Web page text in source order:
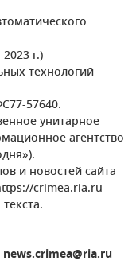
г.)
технологий
57640.
унитарное
агентство
и новостей сайта
crimea.ria.ru
news.crimea@ria.ru